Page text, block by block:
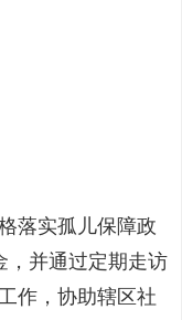
落实孤儿保障政
，并通过定期走访
作，协助辖区社